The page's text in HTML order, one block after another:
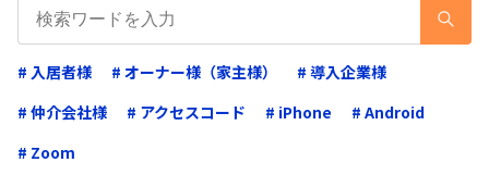
# 入居者様 # オーナー様（家主様）
# 導入企業様
# 仲介会社様
# アクセスコード # iPhone
# Android
# Zoom